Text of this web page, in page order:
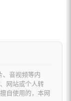
、音视频等内
网站或个人转
自使用的，本网